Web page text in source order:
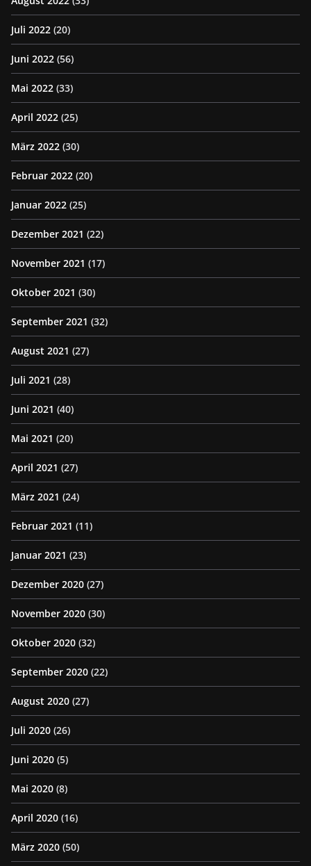
Juli 2022 (20)
Juni 2022 (56)
Mai 2022 (33)
April 2022 (25)
März 2022 (30)
Februar 2022 (20)
Januar 2022 (25)
Dezember 2021 (22)
November 2021 (17)
Oktober 2021 (30)
September 2021 (32)
August 2021 (27)
Juli 2021 (28)
Juni 2021 (40)
Mai 2021 (20)
April 2021 (27)
März 2021 (24)
Februar 2021 (11)
Januar 2021 (23)
Dezember 2020 (27)
November 2020 (30)
Oktober 2020 (32)
September 2020 (22)
August 2020 (27)
Juli 2020 (26)
Juni 2020 (5)
Mai 2020 (8)
April 2020 (16)
März 2020 (50)